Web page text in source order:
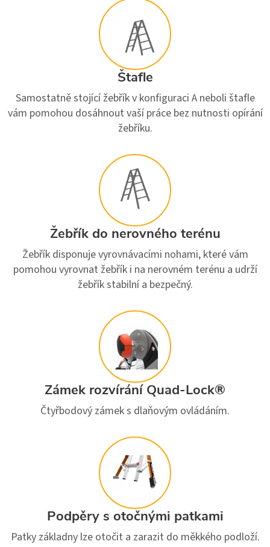
Štafle
Samostatně stojící žebřík v konfiguraci A neboli štafle
vám pomohou dosáhnout vaší práce bez nutnosti opírání
žebříku.
Žebřík do nerovného terénu
Žebřík disponuje vyrovnávacími nohami, které vám
pomohou vyrovnat žebřík i na nerovném terénu a udrží
žebřík stabilní a bezpečný.
Zámek rozvírání Quad-Lock®
Čtyřbodový zámek s dlaňovým ovládáním.
Podpěry s otočnými patkami
Patky základny lze otočit a zarazit do měkkého podloží.